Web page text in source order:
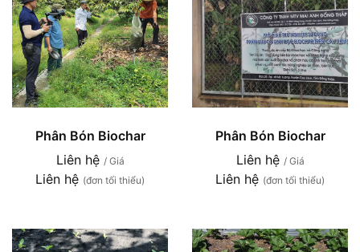
Phân Bón Biochar
Liên hệ / Giá
Liên hệ (đơn tối thiểu)
Phân Bón Biochar
Liên hệ / Giá
Liên hệ (đơn tối thiểu)